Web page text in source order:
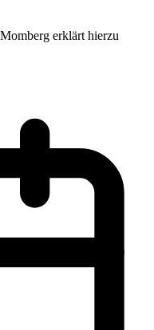
erklärt hierzu